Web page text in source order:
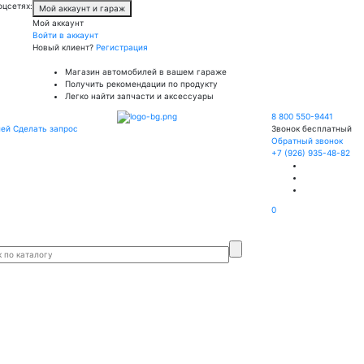
Мой аккаунт и гараж
Мой аккаунт
Войти в аккаунт
Новый клиент? Регистрация
Магазин автомобилей в вашем гараже
Получить рекомендации по продукту
Легко найти запчасти и аксессуары
Сделать запрос
8 800 550-9441
Звонок бесплатный
Обратный звонок
+7 (926) 935-48-82
0